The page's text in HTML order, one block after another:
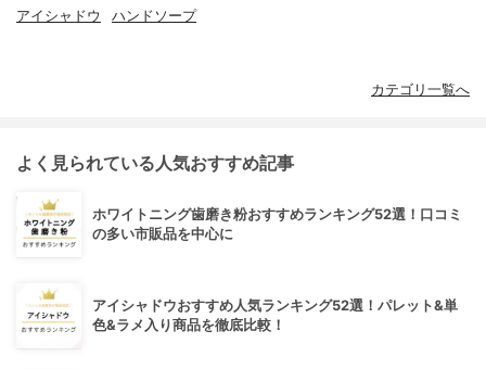
アイシャドウ ハンドソープ
カテゴリ一覧へ
よく見られている人気おすすめ記事
ホワイトニング歯磨き粉おすすめランキング52選！口コミ
の多い市販品を中心に
アイシャドウおすすめ人気ランキング52選！パレット&単
色&ラメ入り商品を徹底比較！